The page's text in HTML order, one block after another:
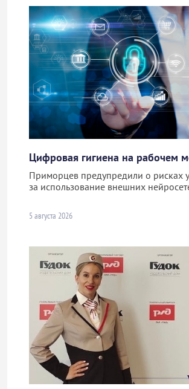
Цифровая гигиена на рабочем
Приморцев предупредили о рисках
за использование внешних
5 августа 2026